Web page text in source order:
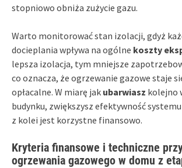
stopniowo obniża zużycie gazu.
Warto monitorować stan izolacji, gdyż
docieplania wpływa na ogólne koszty
lepsza izolacja, tym mniejsze
co oznacza, że ogrzewanie gazowe staje
opłacalne. W miarę jak ubarwiasz kolejno
budynku, zwiększysz efektywność
z kolei jest korzystne finansowo.
Kryteria finansowe i techniczne
ogrzewania gazowego w domu z